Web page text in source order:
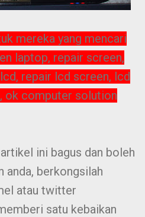
mereka yang mencari
laptop, repair screen,
repair lcd screen, lcd
ok computer solution
ini bagus dan boleh
anda, berkongsilah
atau twitter
satu kebaikan